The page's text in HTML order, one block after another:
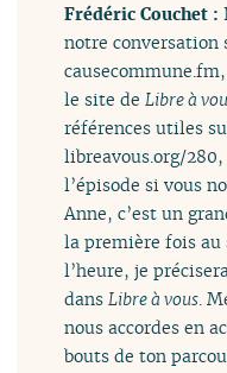
Frédéric Couchet :
notre conversation
le site de Libre à
références utiles
libreavous.org/
l’épisode si vous
Anne, c’est un
la première fois au
l’heure, je
dans Libre à vous .
nous accordes en
bouts de ton